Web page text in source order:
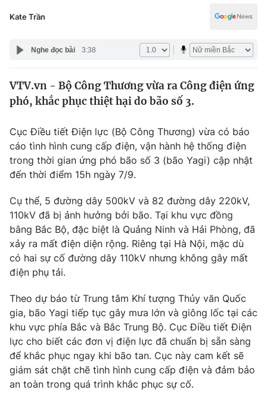
Pháp luật
Tin tức
Thế giới đó đây
Kinh tế
Tài chính
Thị trường
Góc doanh nghiệp
Dữ liệu và đời sống
Truyền hình
Phim VTV
Hậu trường
Khán giả
Giải sao mai
Giải trí
Điện ảnh
Âm nhạc
Sao
Du lịch
Làm đẹp
Chất lượng cuộc sống
Giáo dục
Tuyển sinh
Học trực tuyến
Công nghệ
Hitech Công nghệ tương lai
Giao lưu trực tuyến
Y tế
Công nghệ
Kate Trần
Nghe đọc bài 3:38
VTV.vn - Bộ Công Thương vừa ra Công điện ứng
phó, khắc phục thiệt hại do bão số 3.
Cục Điều tiết Điện lực (Bộ Công Thương) vừa có báo
cáo tình hình cung cấp điện, vận hành hệ thống điện
trong thời gian ứng phó bão số 3 (bão Yagi) cập nhật
đến thời điểm 15h ngày 7/9.
Cụ thể, 5 đường dây 500kV và 82 đường dây 220kV,
110kV đã bị ảnh hưởng bởi bão. Tại khu vực đồng
bằng Bắc Bộ, đặc biệt là Quảng Ninh và Hải Phòng, đã
xảy ra mất điện diện rộng. Riêng tại Hà Nội, mặc dù
có hai sự cố đường dây 110kV nhưng không gây mất
điện phụ tải.
Theo dự báo từ Trung tâm Khí tượng Thủy văn Quốc
gia, bão Yagi tiếp tục gây mưa lớn và giông lốc tại các
khu vực phía Bắc và Bắc Trung Bộ. Cục Điều tiết Điện
lực cho biết các đơn vị điện lực đã chuẩn bị sẵn sàng
để khắc phục ngay khi bão tan. Cục này cam kết sẽ
giám sát chặt chẽ tình hình cung cấp điện và đảm bảo
an toàn trong quá trình khắc phục sự cố.